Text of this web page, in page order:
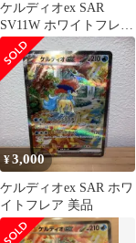
ケルディオex SAR
SV11W ホワイトフレア
169/086
¥3,000
ケルディオex SAR ホワ
イトフレア 美品